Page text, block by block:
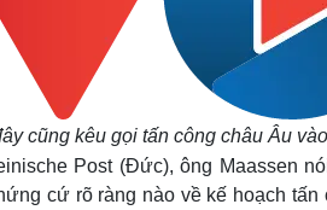
Di sản
cũng kêu gọi tấn công châu Âu
Post (Đức), ông Maassen
cứ rõ ràng nào về kế hoạch